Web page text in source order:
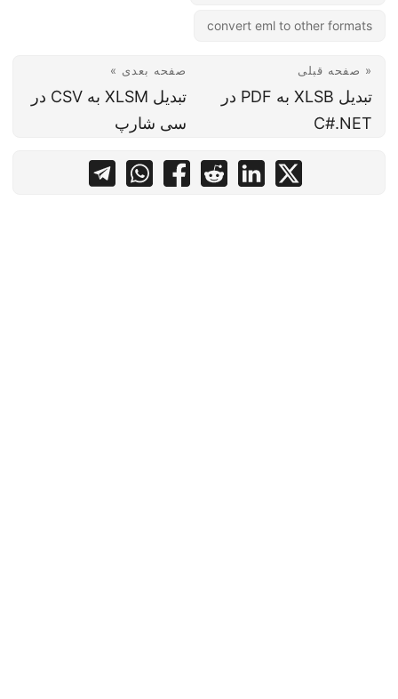
convert eml to other formats
« صفحه قبلی
تبدیل XLSB به PDF در
C#.NET
صفحه بعدی »
تبدیل XLSM به CSV در
سی شارپ